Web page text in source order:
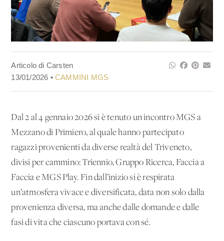
Articolo di Carsten
13/01/2026 •CAMMINI MGS
Dal 2 al 4 gennaio 2026 si è tenuto un incontro MGS a
Mezzano di Primiero, al quale hanno partecipato
ragazzi provenienti da diverse realtà del Triveneto,
divisi per cammino: Triennio, Gruppo Ricerca, Faccia a
Faccia e MGS Play. Fin dall’inizio si è respirata
un’atmosfera vivace e diversificata, data non solo dalla
provenienza diversa, ma anche dalle domande e dalle
fasi di vita che ciascuno portava con sé.